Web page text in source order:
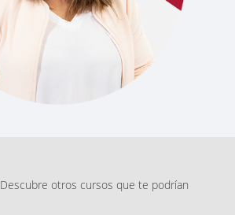
Descubre otros cursos que te podrían